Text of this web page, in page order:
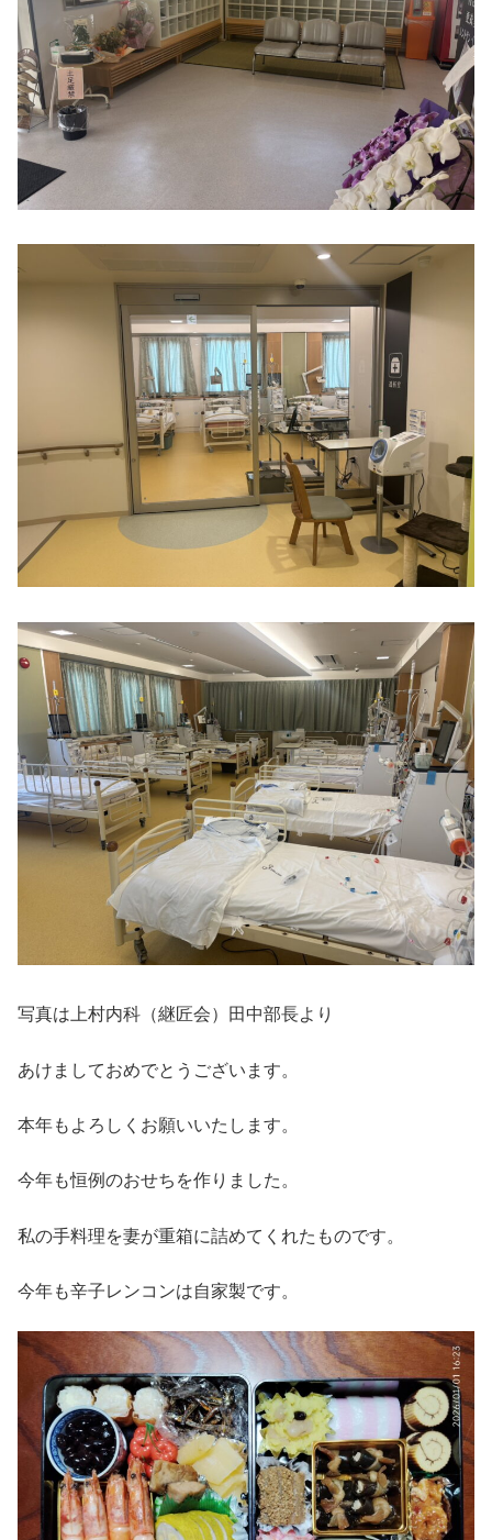
写真は上村内科（継匠会）田中部長より
あけましておめでとうございます。
本年もよろしくお願いいたします。
今年も恒例のおせちを作りました。
私の手料理を妻が重箱に詰めてくれたものです。
今年も辛子レンコンは自家製です。